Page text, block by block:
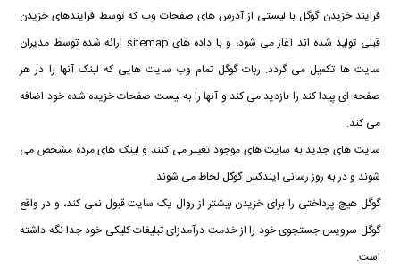
فرایند خزیدن گوگل با لیستی از آدرس های صفحات وب که توسط فرایندهای خزیدن
قبلی تولید شده اند آغاز می شود، و با داده های sitemap ارائه شده توسط مدیران
سایت ها تکمیل می گردد. ربات گوگل تمام وب سایت هایی که لینک آنها را در هر
صفحه ای پیدا کند را بازدید می کند و آنها را به لیست صفحات خزیده شده خود اضافه
می کند.
سایت های جدید به سایت های موجود تغییر می کنند و لینک های مرده مشخص می
شوند و در به روز رسانی ایندکس گوگل لحاظ می شوند.
گوگل هیچ پرداختی را برای خزیدن بیشتر از روال یک سایت قبول نمی کند، و در واقع
گوگل سرویس جستجوی خود را از خدمت درآمدزای تبلیغات کلیکی خود جدا نگه داشته
است.